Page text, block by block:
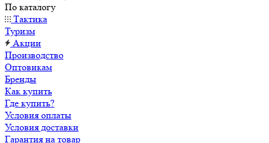
По каталогу
Тактика
Туризм
Акции
Производство
Оптовикам
Бренды
Как купить
Где купить?
Условия оплаты
Условия доставки
Гарантия на товар